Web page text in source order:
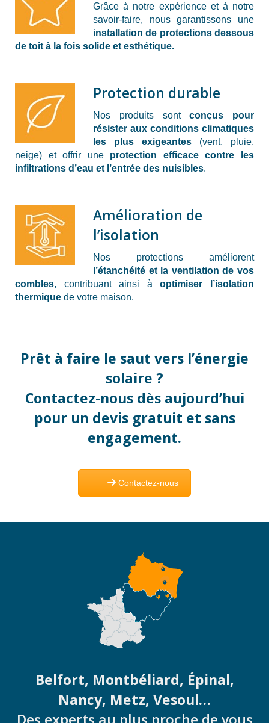
Grâce à notre expérience et à notre
savoir-faire, nous garantissons une
installation de protections dessous
de toit à la fois solide et esthétique.
Protection durable
Nos produits sontconçus pour
résister aux conditions climatiques
les plus exigeantes (vent, pluie,
neige) et offrir une protection efficace contre les
infiltrations d’eau et l’entrée des nuisibles.
Amélioration de
l’isolation
Nos protections améliorent
l’étanchéité et la ventilation de vos
combles, contribuant ainsi àoptimiser l’isolation
thermique de votre maison.
Prêt à faire le saut vers l’énergie
solaire ?
Contactez-nous dès aujourd’hui
pour un devis gratuit et sans
engagement.
Contactez-nous
Belfort, Montbéliard, Épinal,
Nancy, Metz, Vesoul…